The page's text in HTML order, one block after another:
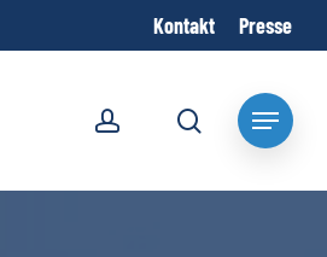
Kontakt Presse
Menu
search